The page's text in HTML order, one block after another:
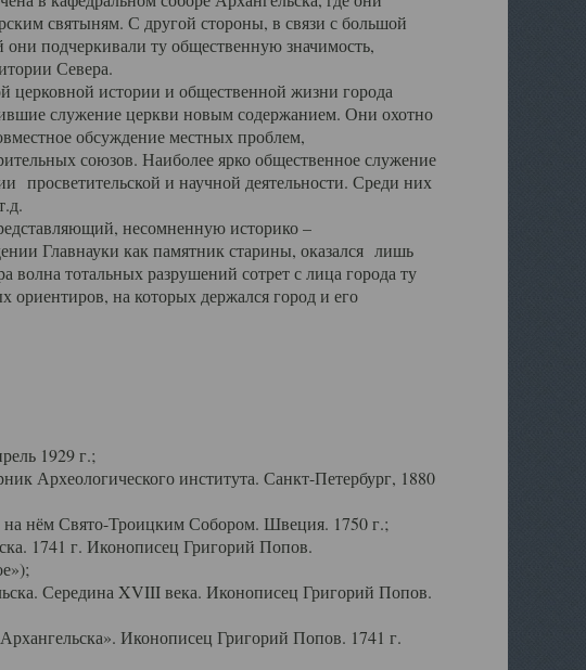
святыням. С другой стороны, в связи с большой
подчеркивали ту общественную значимость,
Севера.
истории и общественной жизни города
служение церкви новым содержанием. Они охотно
обсуждение местных проблем,
союзов. Наиболее ярко общественное служение
просветительской и научной деятельности. Среди них
несомненную историко –
Главнауки как памятник старины, оказался лишь
тотальных разрушений сотрет с лица города ту
на которых держался город и его
1929 г.;
Археологического института. Санкт-Петербург, 1880
нём Свято-Троицким Собором. Швеция. 1750 г.;
1741 г. Иконописец Григорий Попов.
Середина XVIII века. Иконописец Григорий Попов.
Иконописец Григорий Попов. 1741 г.